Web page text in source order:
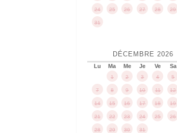
24 25 26 27 28 29
31
DÉCEMBRE 2026
Lu Ma Me Je Ve Sa
1 2 3 4 5
7 8 9 10 11 12
14 15 16 17 18 19
21 22 23 24 25 26
28 29 30 31